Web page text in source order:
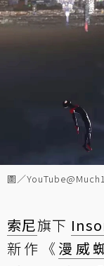
圖／
索尼旗下
新作《 漫威